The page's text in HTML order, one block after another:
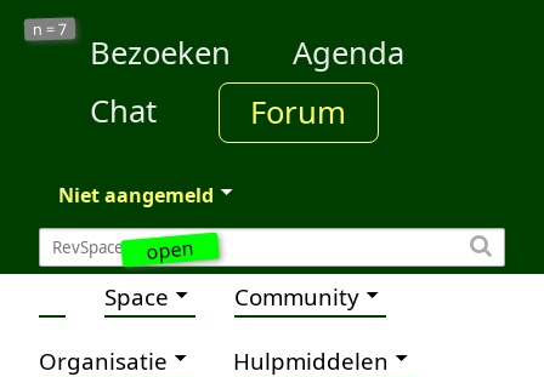
open
n =7
Bezoeken
Agenda
Chat
Forum
Niet aangemeld
Space Community
Organisatie Hulpmiddelen